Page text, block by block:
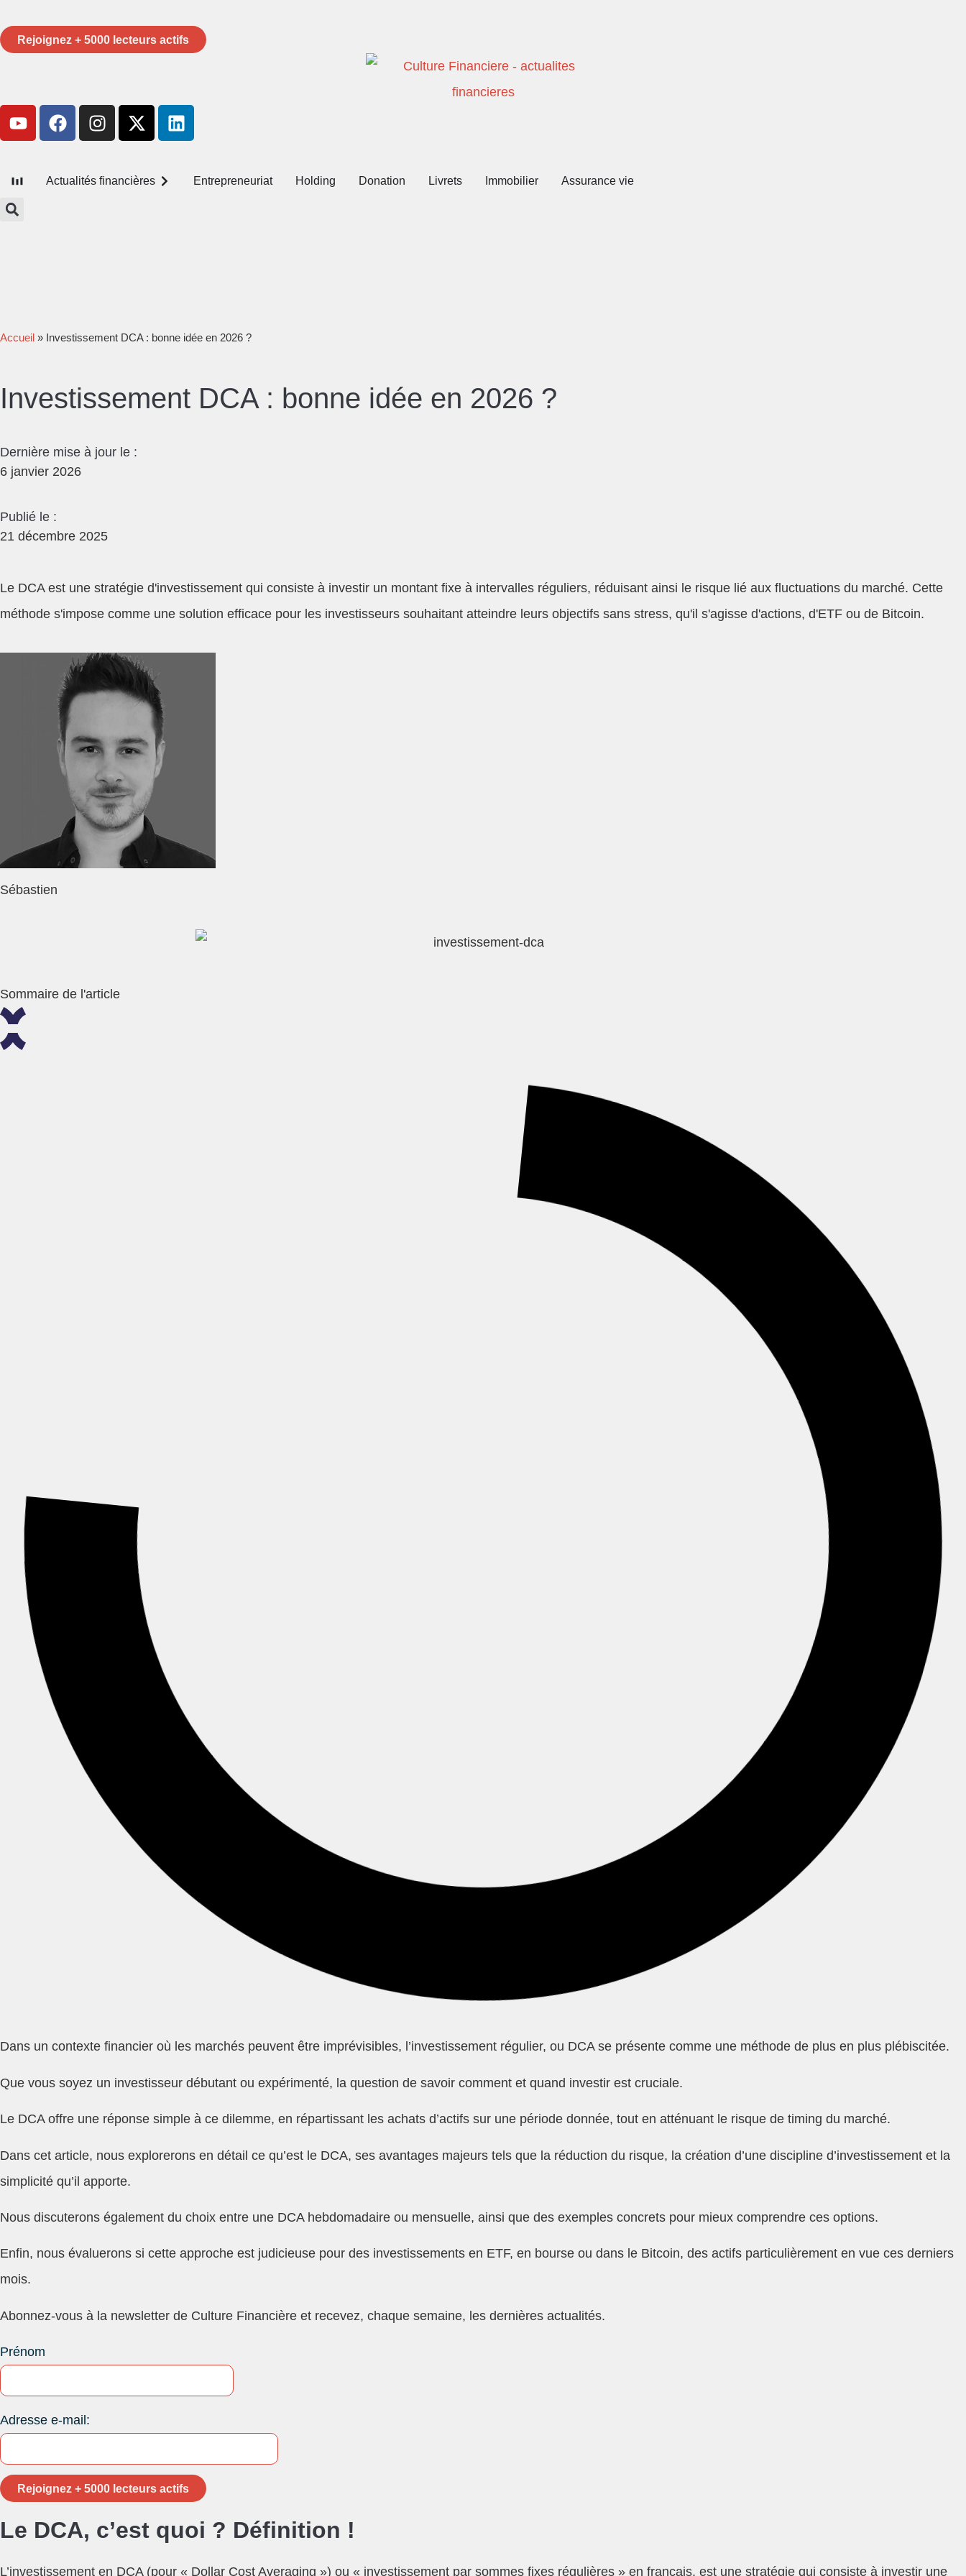
Rejoignez + 5000 lecteurs actifs
Actualités financières Entrepreneuriat Holding Donation Livrets Immobilier Assurance vie
Accueil » Investissement DCA : bonne idée en 2026 ?
Investissement DCA : bonne idée en 2026 ?
Dernière mise à jour le :
6 janvier 2026
Publié le :
21 décembre 2025
Le DCA est une stratégie d'investissement qui consiste à investir un montant fixe à intervalles réguliers, réduisant ainsi le risque lié aux fluctuations du marché. Cette
méthode s'impose comme une solution efficace pour les investisseurs souhaitant atteindre leurs objectifs sans stress, qu'il s'agisse d'actions, d'ETF ou de Bitcoin.
Sébastien
Sommaire de l'article
Dans un contexte financier où les marchés peuvent être imprévisibles, l’investissement régulier, ou DCA se présente comme une méthode de plus en plus plébiscitée.
Que vous soyez un investisseur débutant ou expérimenté, la question de savoir comment et quand investir est cruciale.
Le DCA offre une réponse simple à ce dilemme, en répartissant les achats d’actifs sur une période donnée, tout en atténuant le risque de timing du marché.
Dans cet article, nous explorerons en détail ce qu’est le DCA, ses avantages majeurs tels que la réduction du risque, la création d’une discipline d’investissement et la
simplicité qu’il apporte.
Nous discuterons également du choix entre une DCA hebdomadaire ou mensuelle, ainsi que des exemples concrets pour mieux comprendre ces options.
Enfin, nous évaluerons si cette approche est judicieuse pour des investissements en ETF, en bourse ou dans le Bitcoin, des actifs particulièrement en vue ces derniers
mois.
Abonnez-vous à la newsletter de Culture Financière et recevez, chaque semaine, les dernières actualités.
Prénom
Adresse e-mail:
Le DCA, c’est quoi ? Définition !
L’investissement en DCA (pour « Dollar Cost Averaging ») ou « investissement par sommes fixes régulières » en français, est une stratégie qui consiste à investir une